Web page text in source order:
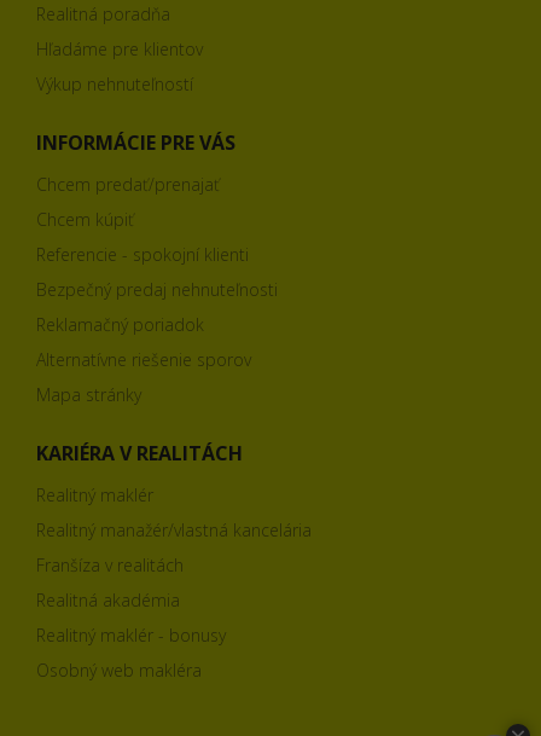
Realitná poradňa
Hľadáme pre klientov
Výkup nehnuteľností
INFORMÁCIE PRE VÁS
Chcem predať/prenajať
Chcem kúpiť
Referencie - spokojní klienti
Bezpečný predaj nehnuteľnosti
Reklamačný poriadok
Alternatívne riešenie sporov
Mapa stránky
KARIÉRA V REALITÁCH
Realitný maklér
Realitný manažér/vlastná kancelária
Franšíza v realitách
Realitná akadémia
Realitný maklér - bonusy
Osobný web makléra